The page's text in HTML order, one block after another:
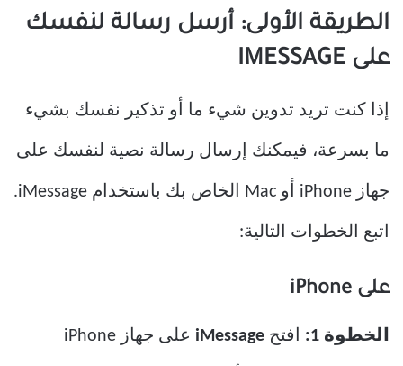
الطريقة الأولى: أرسل رسالة لنفسك
على IMESSAGE
إذا كنت تريد تدوين شيء ما أو تذكير نفسك بشيء
ما بسرعة، فيمكنك إرسال رسالة نصية لنفسك على
جهاز iPhone أو Mac الخاص بك باستخدام iMessage.
اتبع الخطوات التالية:
على iPhone
الخطوة 1: افتح iMessage على جهاز iPhone